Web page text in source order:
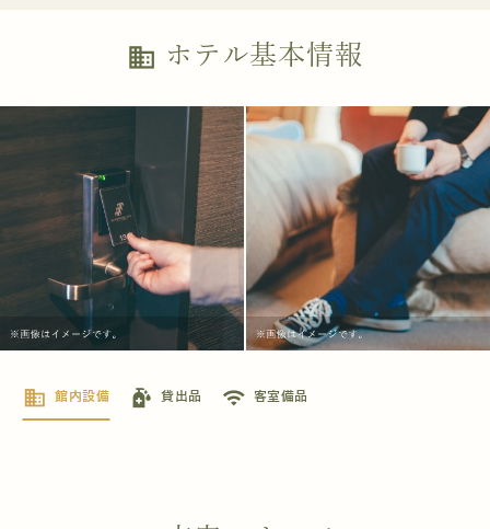
business ホテル基本情報
business 館内設備 sanitizer 貸出品 wifi 客室備品